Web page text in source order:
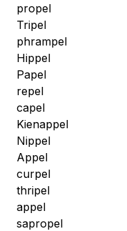
propel
Tripel
phrampel
Hippel
Papel
repel
capel
Kienappel
Nippel
Appel
curpel
thripel
appel
sapropel